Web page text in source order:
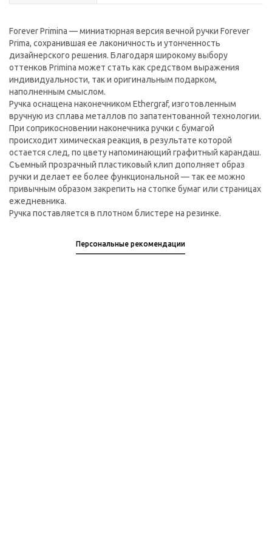
Forever Primina — миниатюрная версия вечной ручки Forever
Prima, сохранившая ее лаконичность и утонченность
дизайнерского решения. Благодаря широкому выбору
оттенков Primina может стать как средством выражения
индивидуальности, так и оригинальным подарком,
наполненным смыслом.
Ручка оснащена наконечником Ethergraf, изготовленным
вручную из сплава металлов по запатентованной технологии.
При соприкосновении наконечника ручки с бумагой
происходит химическая реакция, в результате которой
остается след, по цвету напоминающий графитный карандаш.
Съемный прозрачный пластиковый клип дополняет образ
ручки и делает ее более функциональной — так ее можно
привычным образом закрепить на стопке бумаг или страницах
ежедневника.
Ручка поставляется в плотном блистере на резинке.
Персональные рекомендации